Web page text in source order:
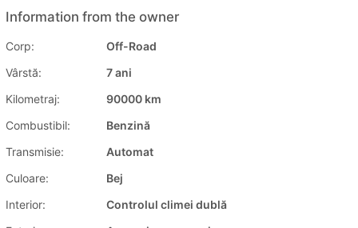
Information from the owner
Corp:
Off-Road
Vârstă:
7 ani
Kilometraj:
90000 km
Combustibil:
Benzină
Transmisie:
Automat
Culoare:
Bej
Interior:
Controlul climei dublă